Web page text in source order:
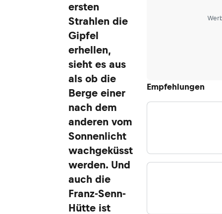
Empfehlungen
ersten
Strahlen die
Gipfel
erhellen,
sieht es aus
als ob die
Berge einer
nach dem
anderen vom
Sonnenlicht
wachgeküsst
werden. Und
auch die
Franz-Senn-
Hütte ist